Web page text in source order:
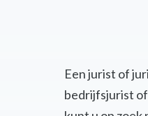
Een jurist of
bedrijfsjurist